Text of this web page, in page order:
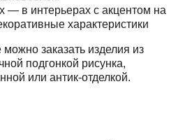
— в интерьерах с акцентом на
характеристики
заказать изделия из
подгонкой рисунка,
или антик-отделкой.